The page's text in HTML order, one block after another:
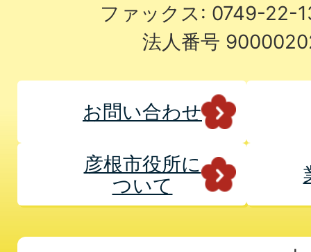
ファックス: 0749-22-
法人番号
お問い合わせ
彦根市役所に
ついて